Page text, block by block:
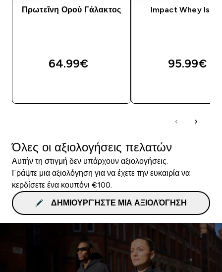
Πρωτεΐνη Ορού Γάλακτος
64.99€‎
Impact Whey
95.99€‎
Όλες οι αξιολογήσεις πελατών
Αυτήν τη στιγμή δεν υπάρχουν αξιολογήσεις.
Γράψτε μια αξιολόγηση για να έχετε την ευκαιρία να
κερδίσετε ένα κουπόνι €100.
ΔΗΜΙΟΥΡΓΉΣΤΕ ΜΙΑ ΑΞΙΟΛΌΓΗΣΗ